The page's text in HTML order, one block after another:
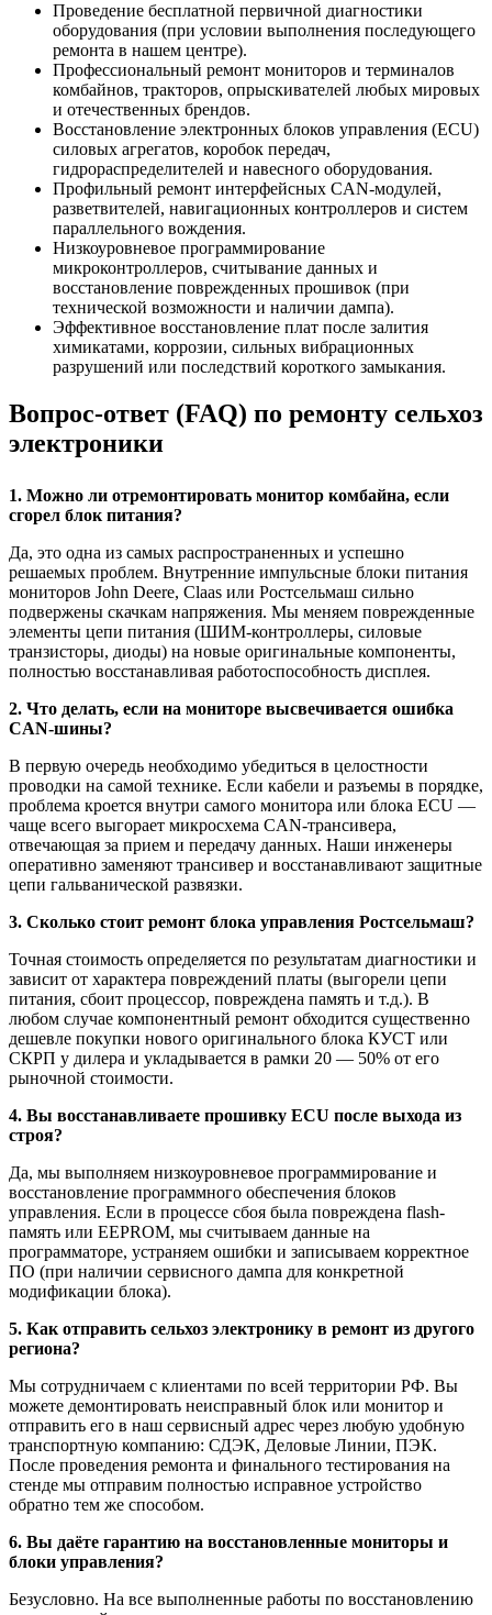
Проведение бесплатной первичной диагностики
оборудования (при условии выполнения последующего
ремонта в нашем центре).
Профессиональный ремонт мониторов и терминалов
комбайнов, тракторов, опрыскивателей любых мировых
и отечественных брендов.
Восстановление электронных блоков управления (ECU)
силовых агрегатов, коробок передач,
гидрораспределителей и навесного оборудования.
Профильный ремонт интерфейсных CAN-модулей,
разветвителей, навигационных контроллеров и систем
параллельного вождения.
Низкоуровневое программирование
микроконтроллеров, считывание данных и
восстановление поврежденных прошивок (при
технической возможности и наличии дампа).
Эффективное восстановление плат после залития
химикатами, коррозии, сильных вибрационных
разрушений или последствий короткого замыкания.
Вопрос-ответ (FAQ) по ремонту сельхоз
электроники
1. Можно ли отремонтировать монитор комбайна, если
сгорел блок питания?
Да, это одна из самых распространенных и успешно
решаемых проблем. Внутренние импульсные блоки питания
мониторов John Deere, Claas или Ростсельмаш сильно
подвержены скачкам напряжения. Мы меняем поврежденные
элементы цепи питания (ШИМ-контроллеры, силовые
транзисторы, диоды) на новые оригинальные компоненты,
полностью восстанавливая работоспособность дисплея.
2. Что делать, если на мониторе высвечивается ошибка
CAN-шины?
В первую очередь необходимо убедиться в целостности
проводки на самой технике. Если кабели и разъемы в порядке,
проблема кроется внутри самого монитора или блока ECU —
чаще всего выгорает микросхема CAN-трансивера,
отвечающая за прием и передачу данных. Наши инженеры
оперативно заменяют трансивер и восстанавливают защитные
цепи гальванической развязки.
3. Сколько стоит ремонт блока управления Ростсельмаш?
Точная стоимость определяется по результатам диагностики и
зависит от характера повреждений платы (выгорели цепи
питания, сбоит процессор, повреждена память и т.д.). В
любом случае компонентный ремонт обходится существенно
дешевле покупки нового оригинального блока КУСТ или
СКРП у дилера и укладывается в рамки 20 — 50% от его
рыночной стоимости.
4. Вы восстанавливаете прошивку ECU после выхода из
строя?
Да, мы выполняем низкоуровневое программирование и
восстановление программного обеспечения блоков
управления. Если в процессе сбоя была повреждена flash-
память или EEPROM, мы считываем данные на
программаторе, устраняем ошибки и записываем корректное
ПО (при наличии сервисного дампа для конкретной
модификации блока).
5. Как отправить сельхоз электронику в ремонт из другого
региона?
Мы сотрудничаем с клиентами по всей территории РФ. Вы
можете демонтировать неисправный блок или монитор и
отправить его в наш сервисный адрес через любую удобную
транспортную компанию: СДЭК, Деловые Линии, ПЭК.
После проведения ремонта и финального тестирования на
стенде мы отправим полностью исправное устройство
обратно тем же способом.
6. Вы даёте гарантию на восстановленные мониторы и
блоки управления?
Безусловно. На все выполненные работы по восстановлению